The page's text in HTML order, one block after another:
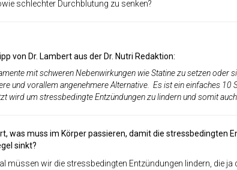
schlechter Durchblutung zu senken?
von Dr. Lambert aus der Dr. Nutri Redaktion:
mit schweren Nebenwirkungen wie Statine zu setzen oder
und vorallem angenehmere Alternative. Es ist ein einfaches 10
wird um stressbedingte Entzündungen zu lindern und somit
was muss im Körper passieren, damit die stressbedingten
sinkt?
müssen wir die stressbedingten Entzündungen lindern, die ja